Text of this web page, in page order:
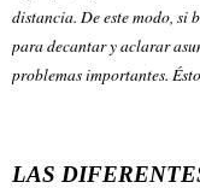
distancia. De este modo, si
para decantar y aclarar
problemas importantes.
LAS